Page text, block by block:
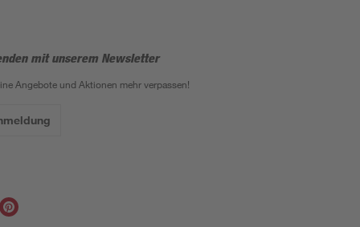
mit unserem Newsletter
Angebote und Aktionen mehr verpassen!